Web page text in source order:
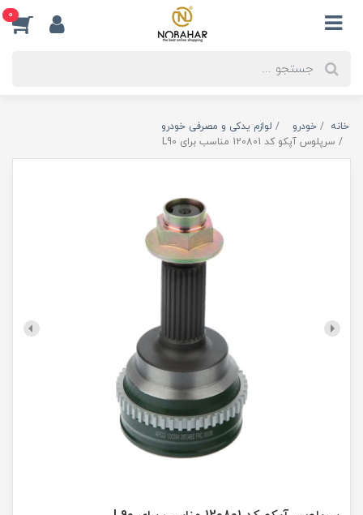
0
خانه خودرو
لوازم یدکی و مصرفی خودرو
سرپلوس آپکو کد 120801 مناسب برای L90